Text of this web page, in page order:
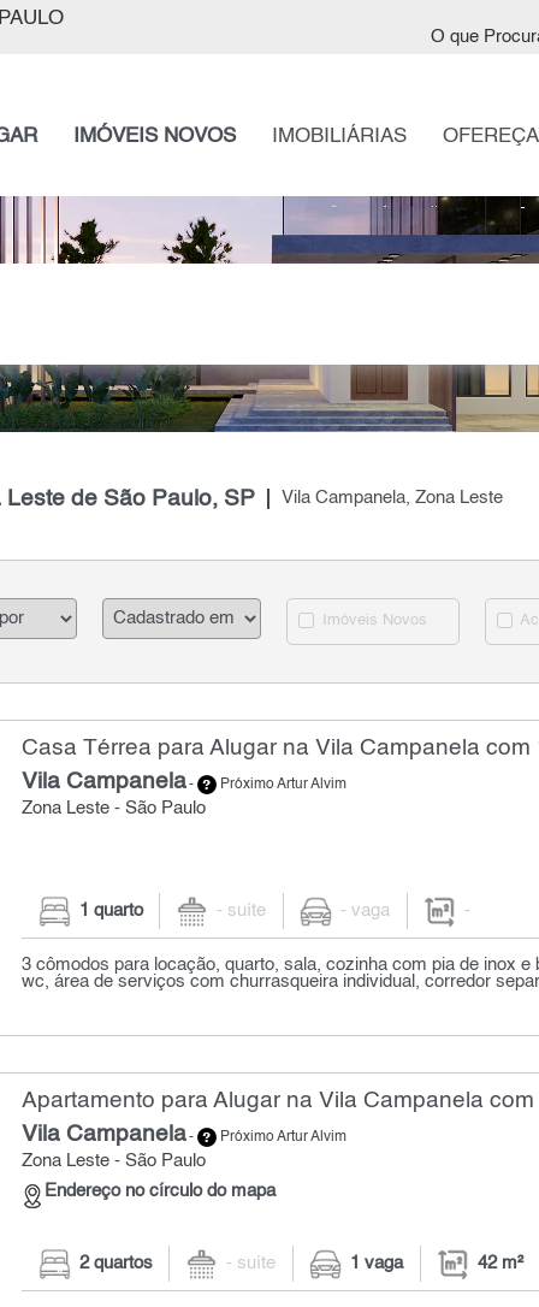
O que
IMÓVEIS NOVOS IMOBILIÁRIAS
de São Paulo, SP Vila Campanela, Zona Leste
Imóveis Novos
Casa Térrea para Alugar na Vila Campanela com
Vila Campanela- Próximo Artur Alvim
Zona Leste - São Paulo
1 quarto - suíte - vaga -
3 cômodos para locação, quarto, sala, cozinha com pia de inox e
wc, área de serviços com churrasqueira individual, corredor
Apartamento para Alugar na Vila Campanela com
Vila Campanela- Próximo Artur Alvim
Zona Leste - São Paulo
Endereço no círculo do mapa
2 quartos - suíte 1 vaga 42 m²